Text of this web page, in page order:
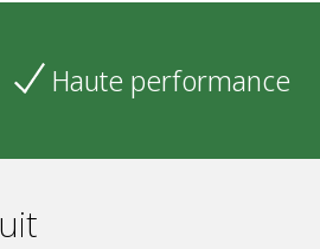
Haute performance